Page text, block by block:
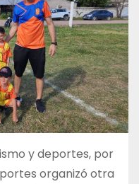
y deportes, por
organizó otra